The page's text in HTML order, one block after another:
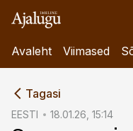
Avaleht Viimased
Tagasi
EESTI 18.01.26, 15:14